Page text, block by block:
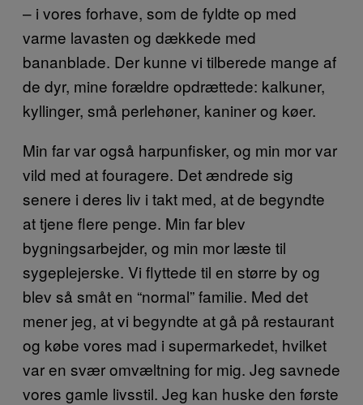
– i vores forhave, som de fyldte op med
varme lavasten og dækkede med
bananblade. Der kunne vi tilberede mange af
de dyr, mine forældre opdrættede: kalkuner,
kyllinger, små perlehøner, kaniner og køer.
Min far var også harpunfisker, og min mor var
vild med at fouragere. Det ændrede sig
senere i deres liv i takt med, at de begyndte
at tjene flere penge. Min far blev
bygningsarbejder, og min mor læste til
sygeplejerske. Vi flyttede til en større by og
blev så småt en “normal” familie. Med det
mener jeg, at vi begyndte at gå på restaurant
og købe vores mad i supermarkedet, hvilket
var en svær omvæltning for mig. Jeg savnede
vores gamle livsstil. Jeg kan huske den første